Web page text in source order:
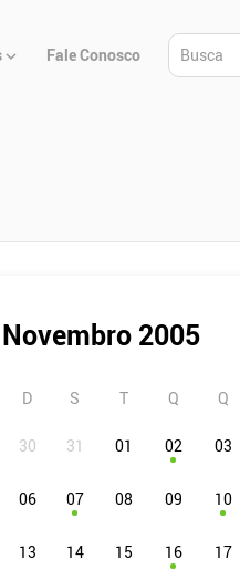
Fale Conosco
Novembro 2005
D S T Q Q
01 02 03
06 07 08 09 10
13 14 15 16 17